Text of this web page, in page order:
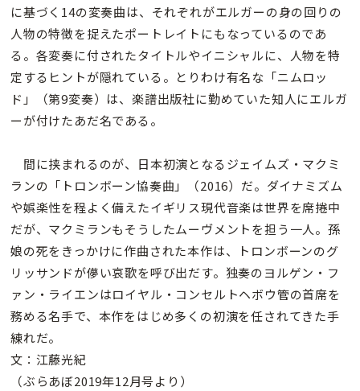
に基づく14の変奏曲は、それぞれがエルガーの身の回りの
人物の特徴を捉えたポートレイトにもなっているのであ
る。各変奏に付されたタイトルやイニシャルに、人物を特
定するヒントが隠れている。とりわけ有名な「ニムロッ
ド」（第9変奏）は、楽譜出版社に勤めていた知人にエルガ
ーが付けたあだ名である。
間に挟まれるのが、日本初演となるジェイムズ・マクミ
ランの「トロンボーン協奏曲」（2016）だ。ダイナミズム
や娯楽性を程よく備えたイギリス現代音楽は世界を席捲中
だが、マクミランもそうしたムーヴメントを担う一人。孫
娘の死をきっかけに作曲された本作は、トロンボーンのグ
リッサンドが儚い哀歌を呼び出だす。独奏のヨルゲン・フ
ァン・ライエンはロイヤル・コンセルトヘボウ管の首席を
務める名手で、本作をはじめ多くの初演を任されてきた手
練れだ。
文：江藤光紀
（ぶらあぼ2019年12月号より）